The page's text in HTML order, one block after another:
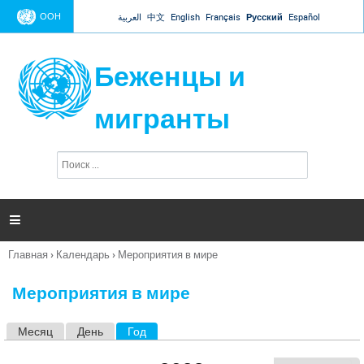
Jump to navigation
ООН العربية 中文 English Français Русский Español
Беженцы и
мигранты
п
и

Вы
Главная › Календарь › Мероприятия в мире
Мероприятия в мире
Месяц День Год